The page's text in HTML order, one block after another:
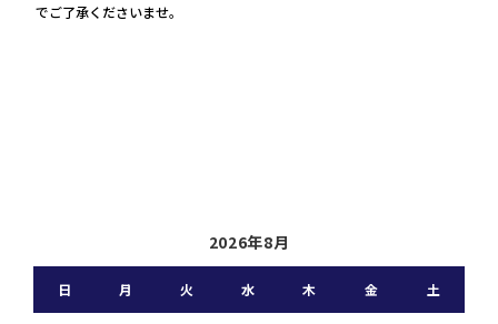
でご了承くださいませ。
2026年8月
日 月 火 水 木 金 土